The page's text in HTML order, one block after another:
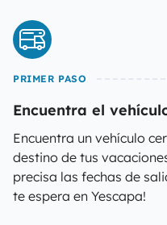
PRIMER PASO
Encuentra el
Encuentra un vehículo
destino de tus
precisa las fechas de
te espera en Yescapa!